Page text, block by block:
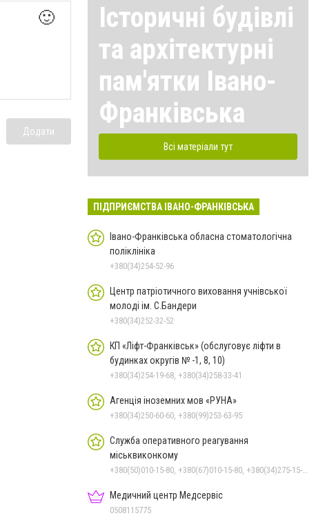
🙂
Додати
Історичні будівлі
та архітектурні
пам'ятки Івано-
Франківська
Всі матеріали тут
ПІДПРИЄМСТВА ІВАНО-ФРАНКІВСЬКА
Івано-Франківська обласна стоматологічна
поліклініка
+380(34)254-52-96
Центр патріотичного виховання учнівської
молоді ім. С.Бандери
+380(34)252-32-52
КП «Ліфт-Франківськ» (обслуговує ліфти в
будинках округів № -1, 8, 10)
+380(34)254-19-68, +380(34)258-33-41
Агенція іноземних мов «РУНА»
+380(34)250-60-60, +380(99)253-63-95
Служба оперативного реагування
міськвиконкому
Медичний центр Медсервіс
0508115775